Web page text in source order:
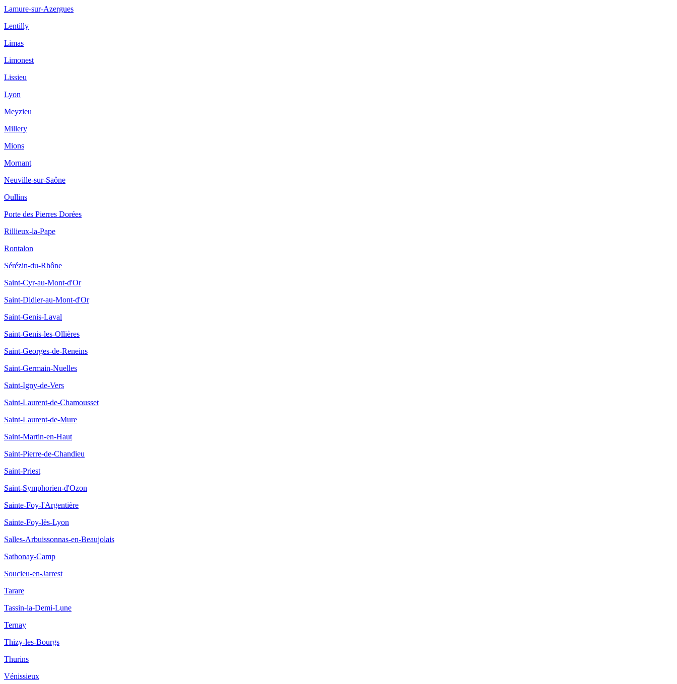
Lamure-sur-Azergues
Lentilly
Limas
Limonest
Lissieu
Lyon
Meyzieu
Millery
Mions
Mornant
Neuville-sur-Saône
Oullins
Porte des Pierres Dorées
Rillieux-la-Pape
Rontalon
Sérézin-du-Rhône
Saint-Cyr-au-Mont-d'Or
Saint-Didier-au-Mont-d'Or
Saint-Genis-Laval
Saint-Genis-les-Ollières
Saint-Georges-de-Reneins
Saint-Germain-Nuelles
Saint-Igny-de-Vers
Saint-Laurent-de-Chamousset
Saint-Laurent-de-Mure
Saint-Martin-en-Haut
Saint-Pierre-de-Chandieu
Saint-Priest
Saint-Symphorien-d'Ozon
Sainte-Foy-l'Argentière
Sainte-Foy-lès-Lyon
Salles-Arbuissonnas-en-Beaujolais
Sathonay-Camp
Soucieu-en-Jarrest
Tarare
Tassin-la-Demi-Lune
Ternay
Thizy-les-Bourgs
Thurins
Vénissieux